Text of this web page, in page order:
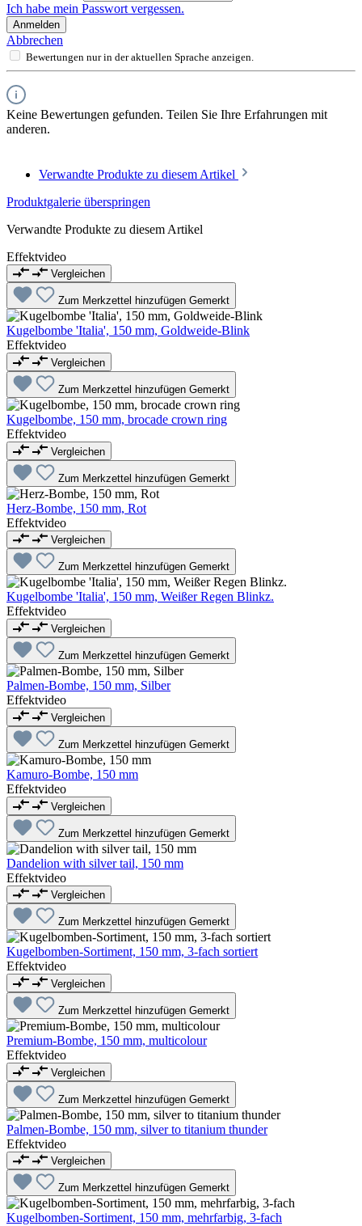
Ich habe mein Passwort vergessen.
Anmelden
Abbrechen
Bewertungen nur in der aktuellen Sprache anzeigen.
Keine Bewertungen gefunden. Teilen Sie Ihre Erfahrungen mit
anderen.
Verwandte Produkte zu diesem Artikel
Produktgalerie überspringen
Verwandte Produkte zu diesem Artikel
Effektvideo
Vergleichen
Zum Merkzettel hinzufügen Gemerkt
Kugelbombe 'Italia', 150 mm, Goldweide-Blink
Effektvideo
Vergleichen
Zum Merkzettel hinzufügen Gemerkt
Kugelbombe, 150 mm, brocade crown ring
Effektvideo
Vergleichen
Zum Merkzettel hinzufügen Gemerkt
Herz-Bombe, 150 mm, Rot
Effektvideo
Vergleichen
Zum Merkzettel hinzufügen Gemerkt
Kugelbombe 'Italia', 150 mm, Weißer Regen Blinkz.
Effektvideo
Vergleichen
Zum Merkzettel hinzufügen Gemerkt
Palmen-Bombe, 150 mm, Silber
Effektvideo
Vergleichen
Zum Merkzettel hinzufügen Gemerkt
Kamuro-Bombe, 150 mm
Effektvideo
Vergleichen
Zum Merkzettel hinzufügen Gemerkt
Dandelion with silver tail, 150 mm
Effektvideo
Vergleichen
Zum Merkzettel hinzufügen Gemerkt
Kugelbomben-Sortiment, 150 mm, 3-fach sortiert
Effektvideo
Vergleichen
Zum Merkzettel hinzufügen Gemerkt
Premium-Bombe, 150 mm, multicolour
Effektvideo
Vergleichen
Zum Merkzettel hinzufügen Gemerkt
Palmen-Bombe, 150 mm, silver to titanium thunder
Effektvideo
Vergleichen
Zum Merkzettel hinzufügen Gemerkt
Kugelbomben-Sortiment, 150 mm, mehrfarbig, 3-fach